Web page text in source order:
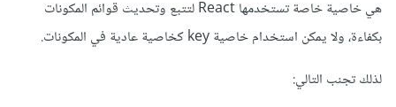
هي خاصية خاصة تستخدمها React لتتبع وتحديث قوائم المكونات
بكفاءة، ولا يمكن استخدام خاصية key كخاصية عادية في المكونات.
لذلك تجنب التالي: